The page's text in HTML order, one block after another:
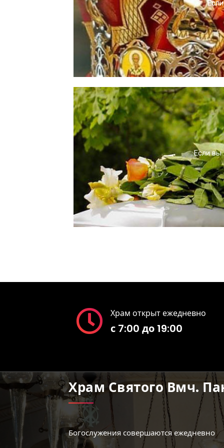
Если вы
Храм открыт ежедневно
с 7:00 до 19:00
Храм Святого Вмч.
Богослужения совершаются ежедневно